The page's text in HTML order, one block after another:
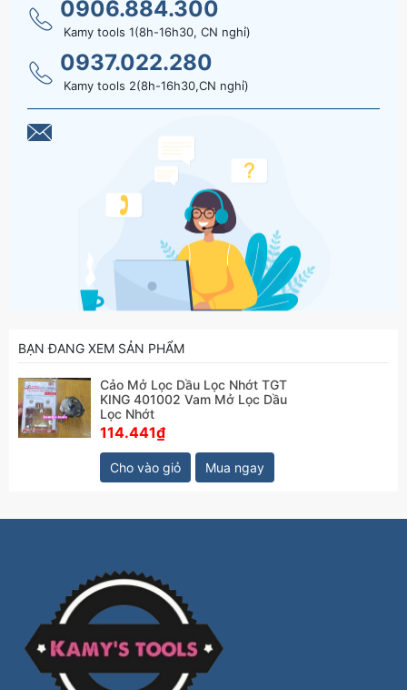
0906.884.300
Kamy tools 1(8h-16h30, CN nghỉ)
0937.022.280
Kamy tools 2(8h-16h30,CN nghỉ)
BẠN ĐANG XEM SẢN PHẨM
Cảo Mở Lọc Dầu Lọc Nhớt TGT
KING 401002 Vam Mở Lọc Dầu
Lọc Nhớt
114.441₫
Cho vào giỏ Mua ngay